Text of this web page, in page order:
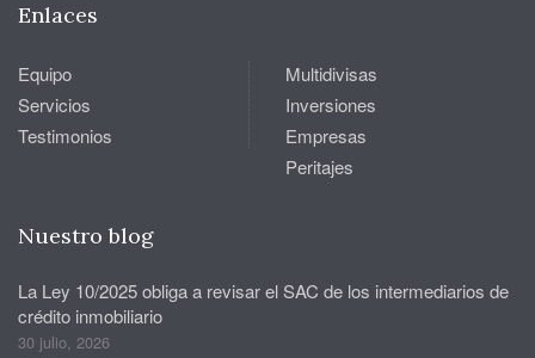
Enlaces
Equipo
Servicios
Testimonios
Multidivisas
Inversiones
Empresas
Peritajes
Nuestro blog
La Ley 10/2025 obliga a revisar el SAC de los intermediarios de
crédito inmobiliario
30 julio, 2026